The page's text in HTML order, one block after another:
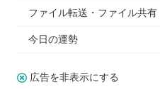
ファイル転送・ファイル共有
今日の運勢
広告を非表示にする